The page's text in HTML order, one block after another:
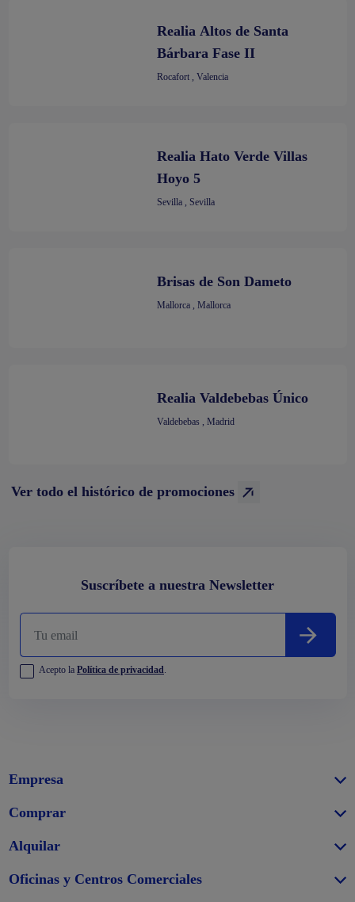
Ver todo el histórico de promociones
Realia Altos de Santa
Bárbara Fase II
Rocafort , Valencia
Realia Hato Verde Villas
Hoyo 5
Sevilla , Sevilla
Brisas de Son Dameto
Mallorca , Mallorca
Realia Valdebebas Único
Valdebebas , Madrid
Suscríbete a nuestra Newsletter
Acepto la Política de privacidad.
Empresa
Comprar
Alquilar
Oficinas y Centros Comerciales